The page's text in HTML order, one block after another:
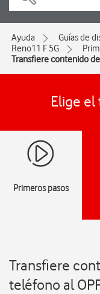
Ayuda Guías de
Reno11 F 5G
Transfiere contenido
Elige
Primeros pasos
Transfiere
teléfono al